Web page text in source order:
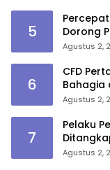
5
Dorong
Medan
Agustus 2,
6
CFD
Bahagia
Sudut
Agustus 2,
7
Pelaku
Agustus 2,